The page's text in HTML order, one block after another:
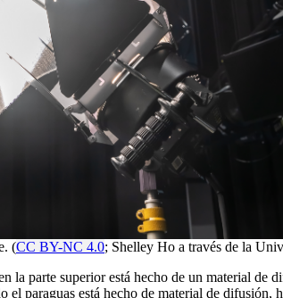
(CC BY-NC 4.0; Shelley Ho a través de la
parte superior está hecho de un material de
paraguas está hecho de material de difusión,